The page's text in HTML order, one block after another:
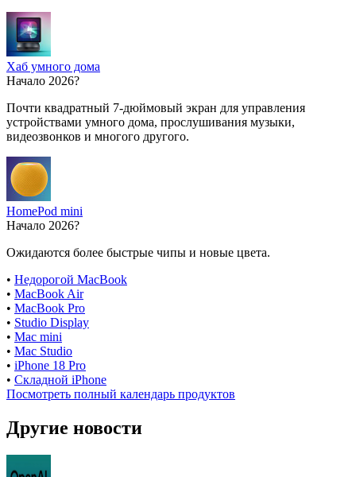
Хаб умного дома
Начало 2026?
Почти квадратный 7-дюймовый экран для управления
устройствами умного дома, прослушивания музыки,
видеозвонков и многого другого.
HomePod mini
Начало 2026?
Ожидаются более быстрые чипы и новые цвета.
• Недорогой MacBook
• MacBook Air
• MacBook Pro
• Studio Display
• Mac mini
• Mac Studio
• iPhone 18 Pro
• Складной iPhone
Посмотреть полный календарь продуктов
Другие новости